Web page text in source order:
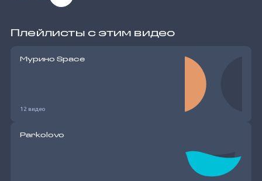
Плейлисты с этим видео
Мурино Space
12 видео
Parkolovo